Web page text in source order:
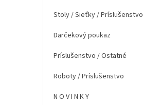
Stoly / Sieťky / Príslušenstvo
Darčekový poukaz
Príslušenstvo / Ostatné
Roboty / Príslušenstvo
N O V I N K Y